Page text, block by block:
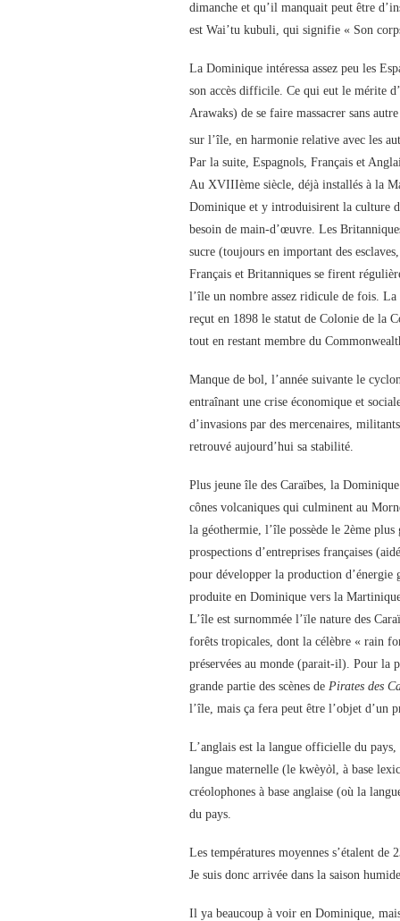
dimanche et qu’il manquait peut être
est Wai’tu kubuli, qui signifie « Son
La Dominique intéressa assez peu les
son accès difficile. Ce qui eut le mérite
Arawaks) de se faire massacrer sans
sur l’île, en harmonie relative avec les
Par la suite, Espagnols, Français et
Au XVIIIème siècle, déjà installés à la
Dominique et y introduisirent la culture
besoin de main-d’œuvre. Les
sucre (toujours en important des
Français et Britanniques se firent
l’île un nombre assez ridicule de fois.
reçut en 1898 le statut de Colonie de la
tout en restant membre du
Manque de bol, l’année suivante le
entraînant une crise économique et
d’invasions par des mercenaires,
retrouvé aujourd’hui sa stabilité.
Plus jeune île des Caraïbes, la
cônes volcaniques qui culminent au
la géothermie, l’île possède le 2ème
prospections d’entreprises françaises
pour développer la production d’énergie
produite en Dominique vers la
L’île est surnommée l’ïle nature des
forêts tropicales, dont la célèbre « rain
préservées au monde (parait-il). Pour la
grande partie des scènes de Pirates des
l’île, mais ça fera peut être l’objet d’un
L’anglais est la langue officielle du
langue maternelle (le kwèyòl, à base
créolophones à base anglaise (où la
du pays.
Les températures moyennes s’étalent de
Je suis donc arrivée dans la saison
Il ya beaucoup à voir en Dominique,